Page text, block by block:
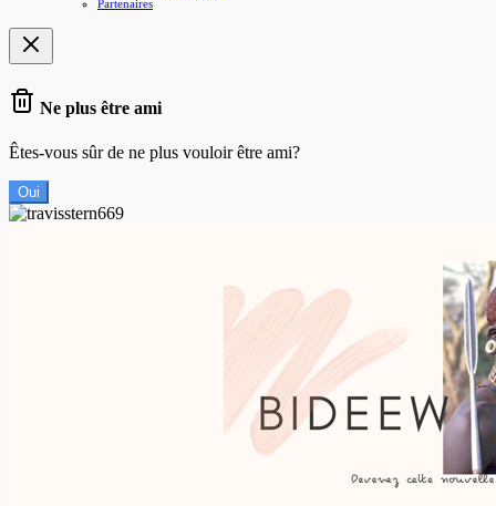
Partenaires
Ne plus être ami
Êtes-vous sûr de ne plus vouloir être ami?
Oui